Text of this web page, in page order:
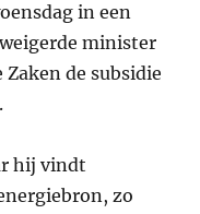
in een
minister
Zaken de subsidie
hij vindt
zo